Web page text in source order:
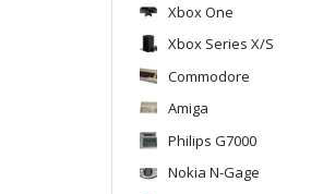
Xbox One
Xbox Series X/S
Commodore
Amiga
Philips G7000
Nokia N-Gage